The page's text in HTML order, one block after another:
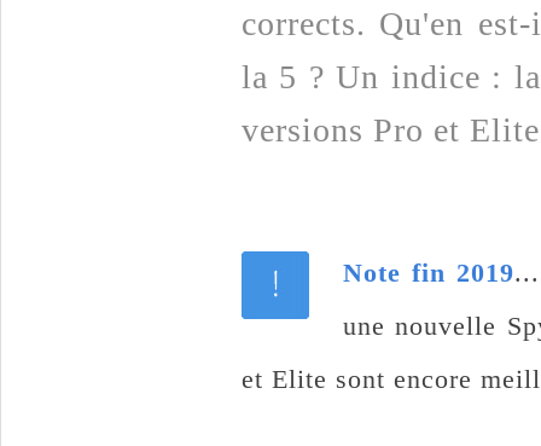
corrects. Qu'en
la 5 ? Un indice :
versions Pro et
Note fin 2019
une nouvelle
et Elite sont encore